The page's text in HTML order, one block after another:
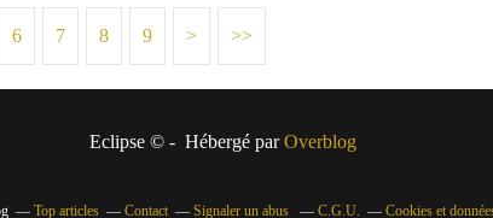
6 7 8 9 > >>
Eclipse © - Hébergé parOverblog
Top articles Contact Signaler un abus C.G.U. Cookies et